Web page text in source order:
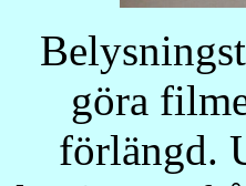
göra
förlängd.